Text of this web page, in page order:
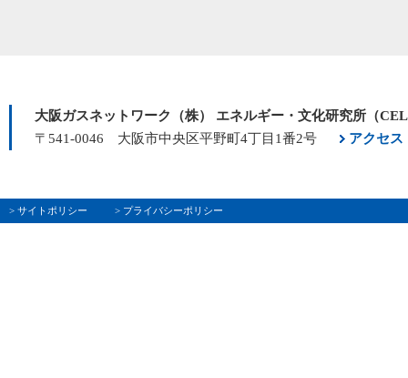
大阪ガスネットワーク（株） エネルギー・文化研究所（
〒541-0046 大阪市中央区平野町4丁目1番2号
アクセス
> サイトポリシー > プライバシーポリシー